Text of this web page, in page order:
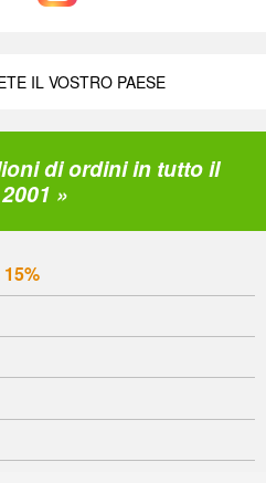
IL VOSTRO PAESE
di ordini in tutto il
»